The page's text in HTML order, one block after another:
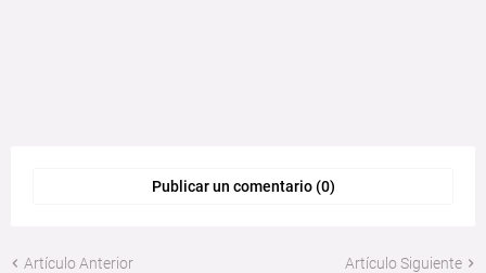
Publicar un comentario (0)
Artículo Anterior Artículo Siguiente